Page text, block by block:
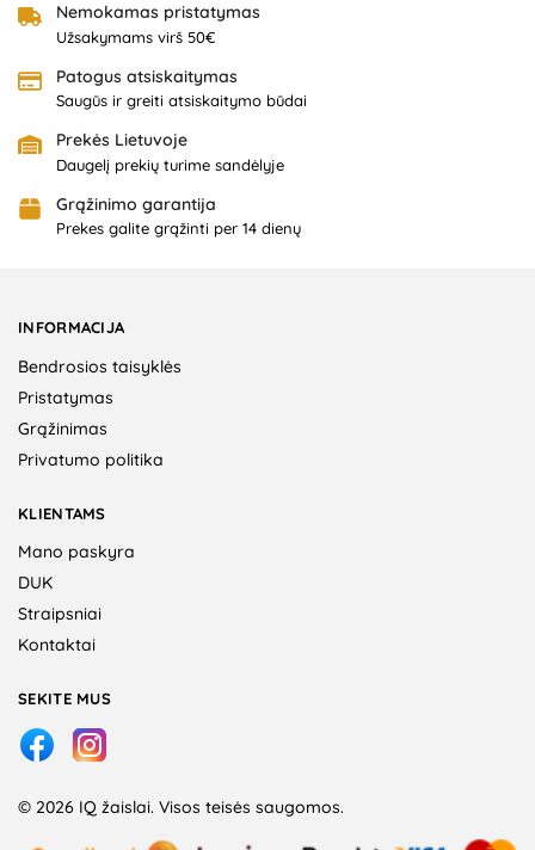
Nemokamas pristatymas
Užsakymams virš 50€
Patogus atsiskaitymas
Saugūs ir greiti atsiskaitymo būdai
Prekės Lietuvoje
Daugelį prekių turime sandėlyje
Grąžinimo garantija
Prekes galite grąžinti per 14 dienų
INFORMACIJA
Bendrosios taisyklės
Pristatymas
Grąžinimas
Privatumo politika
KLIENTAMS
Mano paskyra
DUK
Straipsniai
Kontaktai
SEKITE MUS
© 2026 IQ žaislai. Visos teisės saugomos.